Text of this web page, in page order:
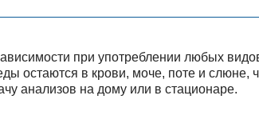
при употреблении любых
остаются в крови, моче, поте и слюне,
анализов на дому или в стационаре.